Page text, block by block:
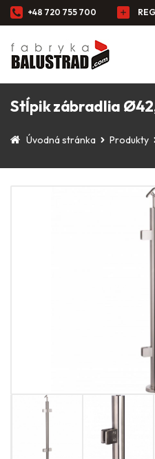
+48 720 755 700
Stĺpik zábradlia
Úvodná stránka Produkty